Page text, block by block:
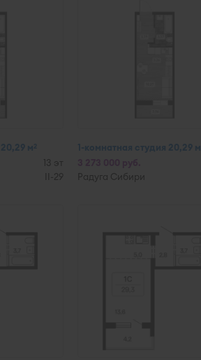
м2
13 эт
II-29
1-комнатная студия 20,29 м
Радуга Сибири